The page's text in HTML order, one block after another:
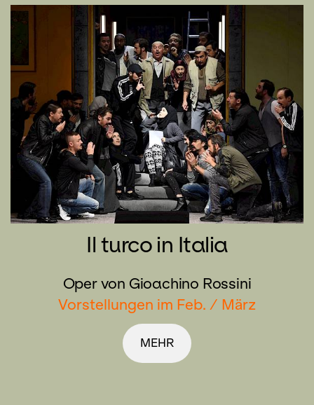
Il turco in Italia
Oper von Gioachino Rossini
Vorstellungen im Feb. / März
MEHR